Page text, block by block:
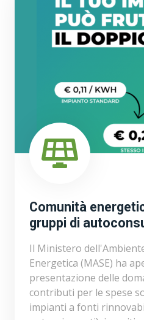
Comunità
gruppi di
Il Ministero
Energetica (MASE) ha
presentazione delle
contributi per le spese
impianti a fonti